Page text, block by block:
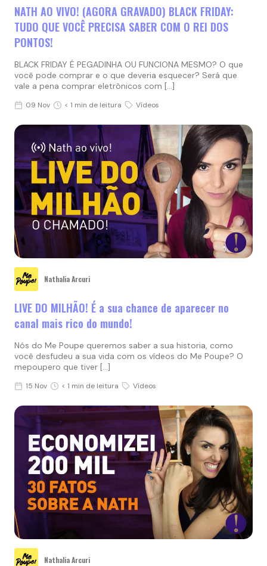
NATH AO VIVO! (AGORA GRAVADO) BLACK FRIDAY:
TUDO QUE VOCÊ PRECISA SABER COM O REI DOS
PONTOS!
BLACK FRIDAY É PEGADINHA OU FUNCIONA MESMO? O que
você pode comprar e o que deveria esquecer? Será que
vale a pena comprar eletrônicos com […]
09 Nov < 1 min de leitura Vídeos
Nathalia Arcuri
LIVE DO MILHÃO! É a sua chance de aparecer no
canal mais rico do mundo!
Nós do Me Poupe queremos saber a sua historia, como
você desfudeu a sua vida com os vídeos do Me Poupe? O
mepoupero que tiver […]
15 Nov < 1 min de leitura Vídeos
Nathalia Arcuri